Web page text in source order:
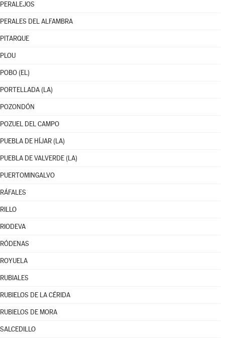
PERALEJOS
PERALES DEL ALFAMBRA
PITARQUE
PLOU
POBO (EL)
PORTELLADA (LA)
POZONDÓN
POZUEL DEL CAMPO
PUEBLA DE HÍJAR (LA)
PUEBLA DE VALVERDE (LA)
PUERTOMINGALVO
RÁFALES
RILLO
RIODEVA
RÓDENAS
ROYUELA
RUBIALES
RUBIELOS DE LA CÉRIDA
RUBIELOS DE MORA
SALCEDILLO